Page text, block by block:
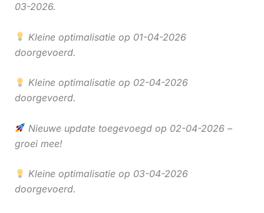
03-2026.
Kleine optimalisatie op 01-04-2026
doorgevoerd.
Kleine optimalisatie op 02-04-2026
doorgevoerd.
Nieuwe update toegevoegd op 02-04-2026 –
groei mee!
Kleine optimalisatie op 03-04-2026
doorgevoerd.